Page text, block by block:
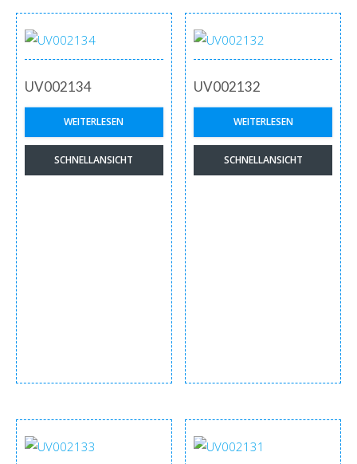
UV002134
WEITERLESEN
SCHNELLANSICHT
UV002132
WEITERLESEN
SCHNELLANSICHT